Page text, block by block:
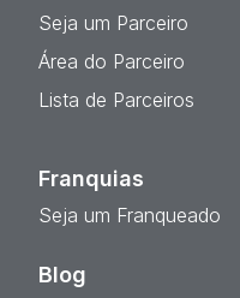
Seja um Parceiro
Área do Parceiro
Lista de Parceiros
Franquias
Seja um Franqueado
Blog